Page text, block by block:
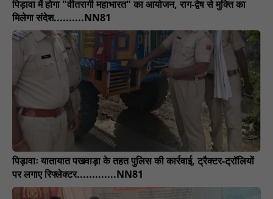
पिड़ावा में होगा "वीतरागी महाभारत" का आयोजन, राग-द्वेष से मुक्ति का
मिलेगा संदेश..........NN81
पिड़ावाः यातायात पखवाड़ा के तहत पुलिस की कार्रवाई, ट्रैक्टर-ट्रॉलियों
पर लगाए रिफ्लेक्टर.............NN81